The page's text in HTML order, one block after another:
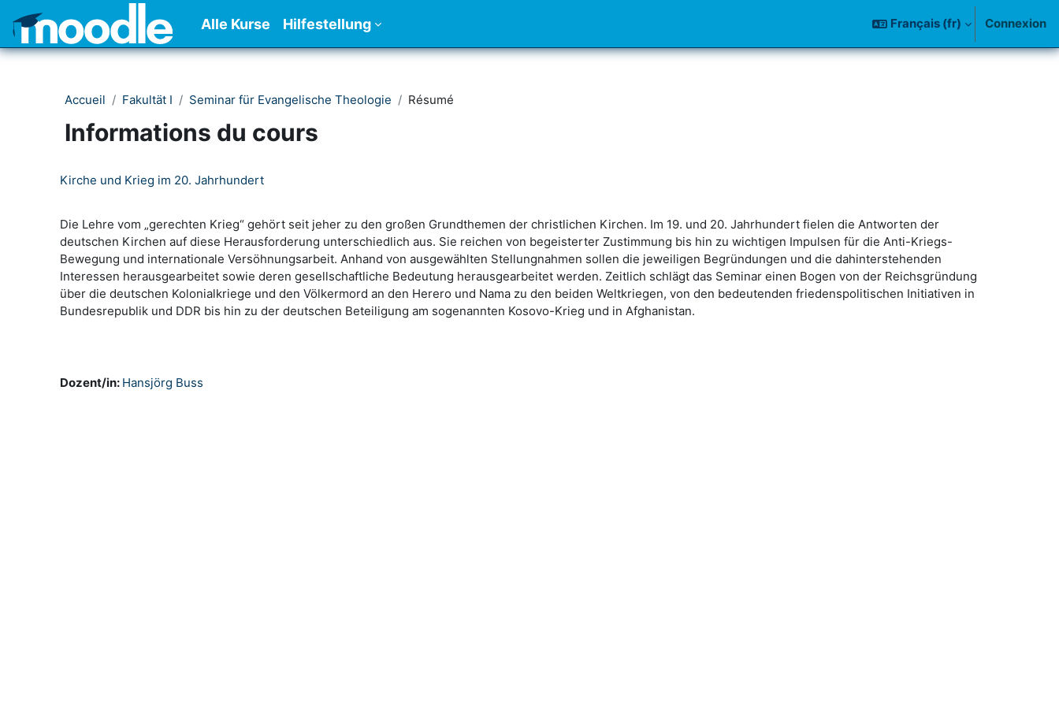
Passer au contenu principal
Alle Kurse Hilfestellung Français ‎(fr)‎ Connexion
Accueil Fakultät I Seminar für Evangelische Theologie Résumé
Informations du cours
Kirche und Krieg im 20. Jahrhundert
Die Lehre vom „gerechten Krieg“ gehört seit jeher zu den großen Grundthemen der christlichen Kirchen. Im 19. und 20. Jahrhundert fielen die Antworten der
deutschen Kirchen auf diese Herausforderung unterschiedlich aus. Sie reichen von begeisterter Zustimmung bis hin zu wichtigen Impulsen für die Anti-Kriegs-
Bewegung und internationale Versöhnungsarbeit. Anhand von ausgewählten Stellungnahmen sollen die jeweiligen Begründungen und die dahinterstehenden
Interessen herausgearbeitet sowie deren gesellschaftliche Bedeutung herausgearbeitet werden. Zeitlich schlägt das Seminar einen Bogen von der Reichsgründung
über die deutschen Kolonialkriege und den Völkermord an den Herero und Nama zu den beiden Weltkriegen, von den bedeutenden friedenspolitischen Initiativen in
Bundesrepublik und DDR bis hin zu der deutschen Beteiligung am sogenannten Kosovo-Krieg und in Afghanistan.
Dozent/in: Hansjörg Buss